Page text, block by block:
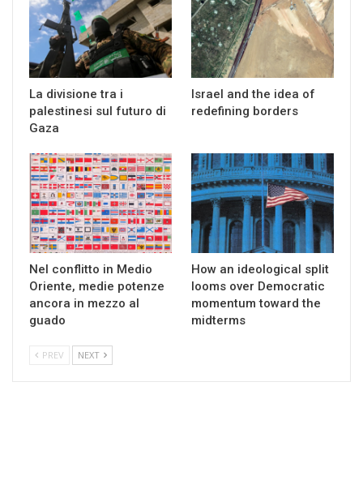
La divisione tra i
palestinesi sul futuro di
Gaza
Israel and the idea of
redefining borders
Nel conflitto in Medio
Oriente, medie potenze
ancora in mezzo al
guado
How an ideological split
looms over Democratic
momentum toward the
midterms
PREV NEXT